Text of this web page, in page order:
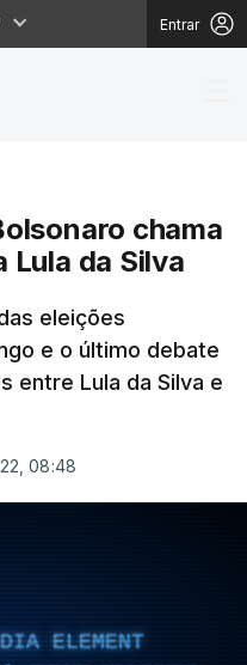
Entrar
chama
da Silva
eleições
e o último debate
entre Lula da Silva e
08:48
ELEMENT